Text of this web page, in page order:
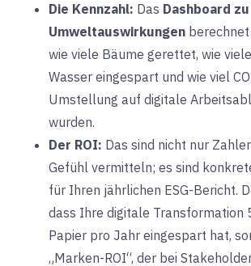
Die Kennzahl: Das Dashboard
Umweltauswirkungen
wie viele Bäume gerettet, wie
Wasser eingespart und wie viel
Umstellung auf digitale
wurden.
Der ROI: Das sind nicht nur
Gefühl vermitteln; es sind
für Ihren jährlichen ESG-Bericht.
dass Ihre digitale
Papier pro Jahr eingespart hat,
„Marken-ROI“, der bei